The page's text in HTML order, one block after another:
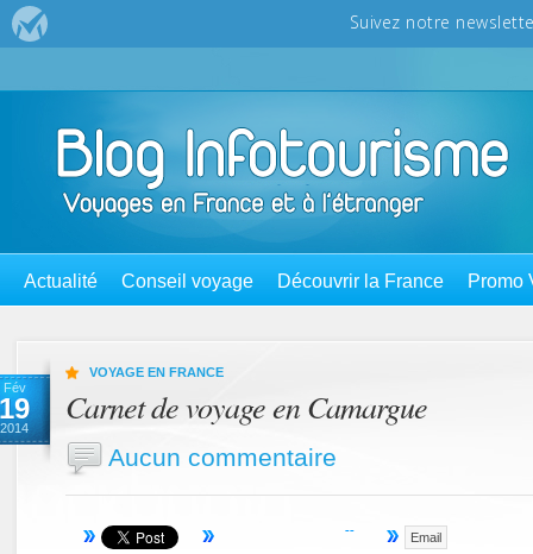
Actualité Conseil voyage Découvrir la France Promo
Fév
19
2014
VOYAGE EN FRANCE
Carnet de voyage en Camargue
Aucun commentaire
Email